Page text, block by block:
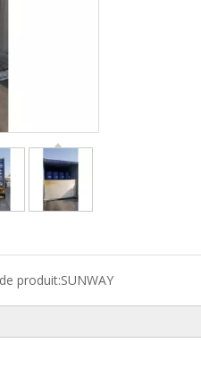
produit:SUNWAY